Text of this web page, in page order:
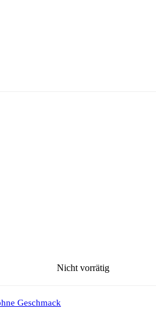
Nicht vorrätig
Geschmack